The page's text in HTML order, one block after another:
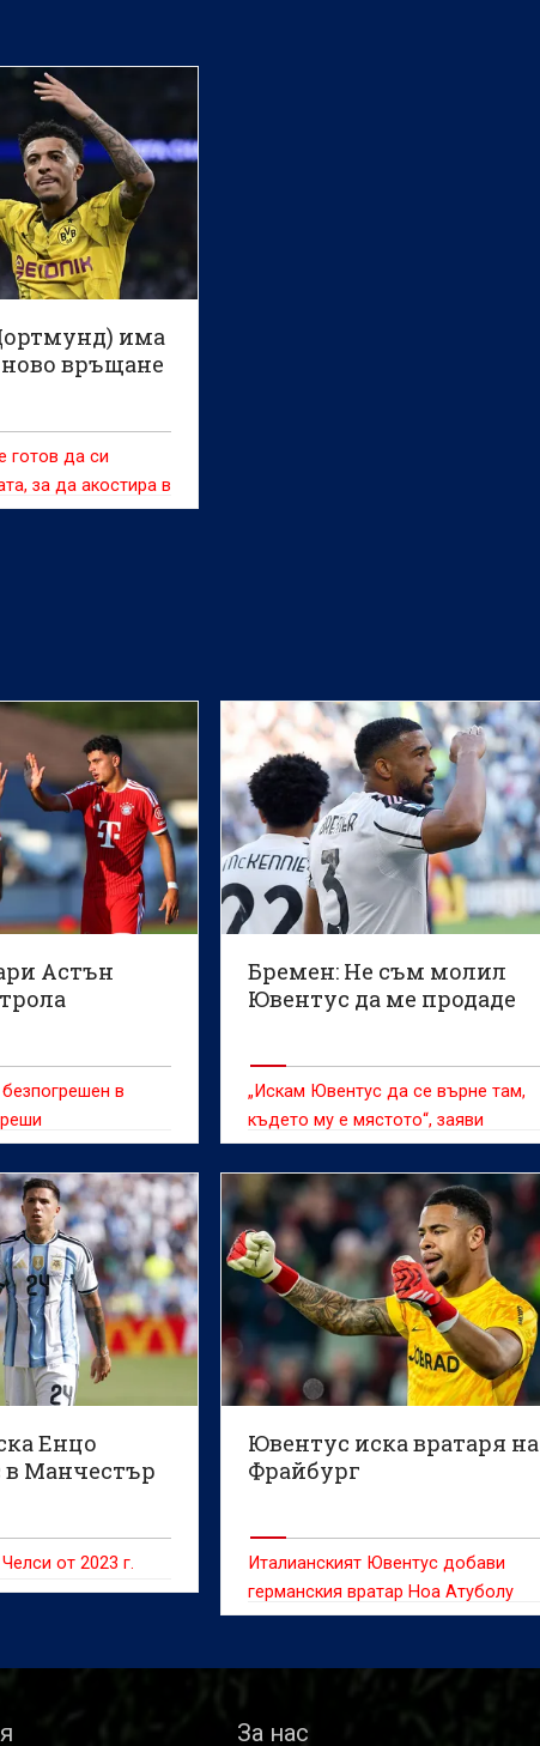
има
ново връщане
готов да си
за да акостира в
дали ще има
Астън
в
Бремен: Не съм молил
Ювентус да ме продаде
„Искам Ювентус да се върне там,
където му е мястото“, заяви
защитникът
Енцо
в Манчестър
от 2023 г.
Ювентус иска вратаря на
Фрайбург
Италианският Ювентус добави
германския вратар Ноа Атуболу
към списъка си с потенциални
футболистът на Фрайбург се
алтернатива, в случай че
За нас